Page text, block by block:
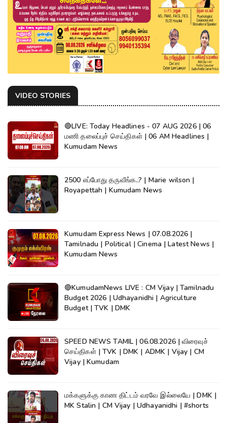
VIDEO STORIES
🔴LIVE: Today Headlines - 07 AUG 2026 | 06
மணி தலைப்புச் செய்திகள் | 06 AM Headlines |
Kumudam News
2500 எப்போது தருவீங்க..? | Marie wilson |
Royapettah | Kumudam News
Kumudam Express News | 07.08.2026 |
Tamilnadu | Political | Cinema | Latest News |
Kumudam News
🔴KumudamNews LIVE : CM Vijay | Tamilnadu
Budget 2026 | Udhayanidhi | Agriculture
Budget | TVK | DMK
SPEED NEWS TAMIL | 06.08.2026 | விரைவுச்
செய்திகள் | TVK | DMK | ADMK | Vijay | CM
Vijay | Kumudam
மக்களுக்கு காண திட்டம் வரவே இல்லையே | DMK |
MK Stalin | CM Vijay | Udhayanidhi | #shorts